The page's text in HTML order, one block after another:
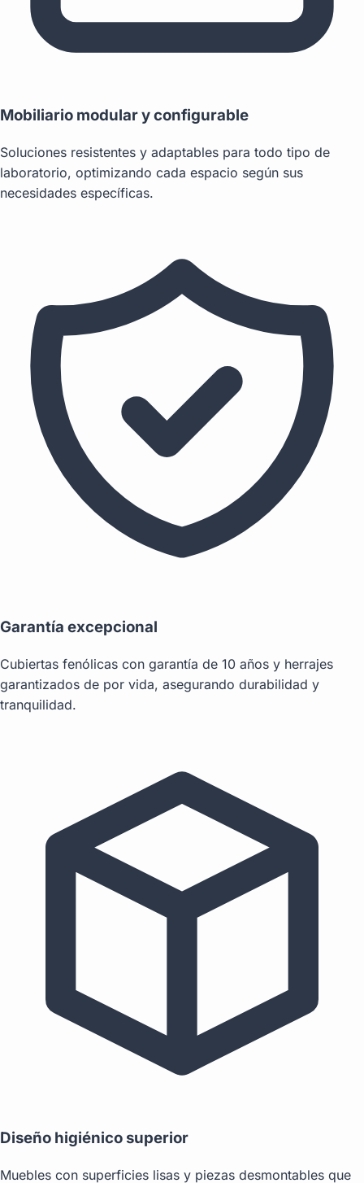
Mobiliario modular y configurable
Soluciones resistentes y adaptables para todo tipo de
laboratorio, optimizando cada espacio según sus
necesidades específicas.
Garantía excepcional
Cubiertas fenólicas con garantía de 10 años y herrajes
garantizados de por vida, asegurando durabilidad y
tranquilidad.
Diseño higiénico superior
Muebles con superficies lisas y piezas desmontables que